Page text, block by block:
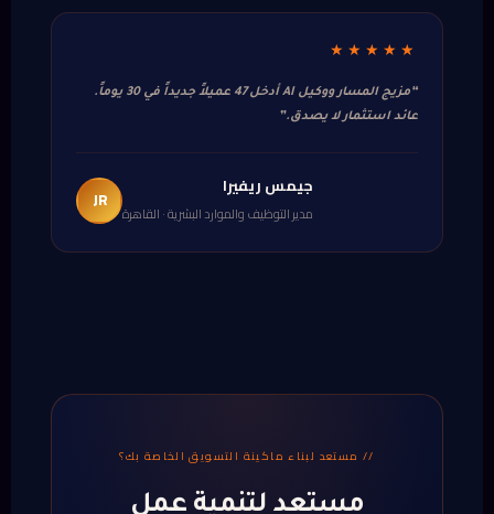
★★★★★
“مزيج المسار ووكيل AI أدخل 47 عميلاً جديداً في 30 يوماً.
عائد استثمار لا يصدق.”
JR جيمس ريفيرا
مدير التوظيف والموارد البشرية · القاهرة
// مستعد لبناء ماكينة التسويق الخاصة بك؟
مستعد لتنمية عمل